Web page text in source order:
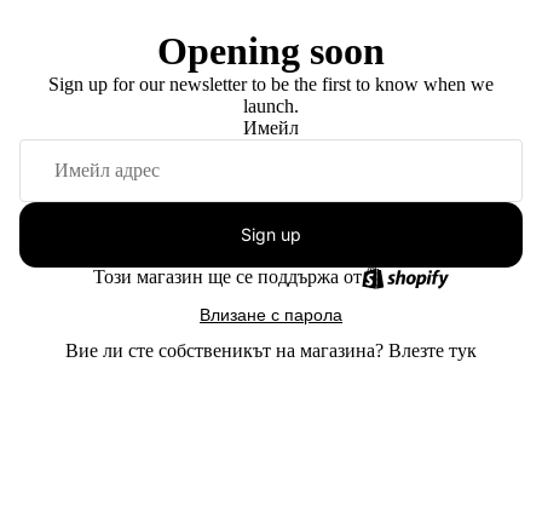
Opening soon
Sign up for our newsletter to be the first to know when we
launch.
Имейл
Sign up
Този магазин ще се поддържа от
Влизане с парола
Вие ли сте собственикът на магазина? Влезте тук